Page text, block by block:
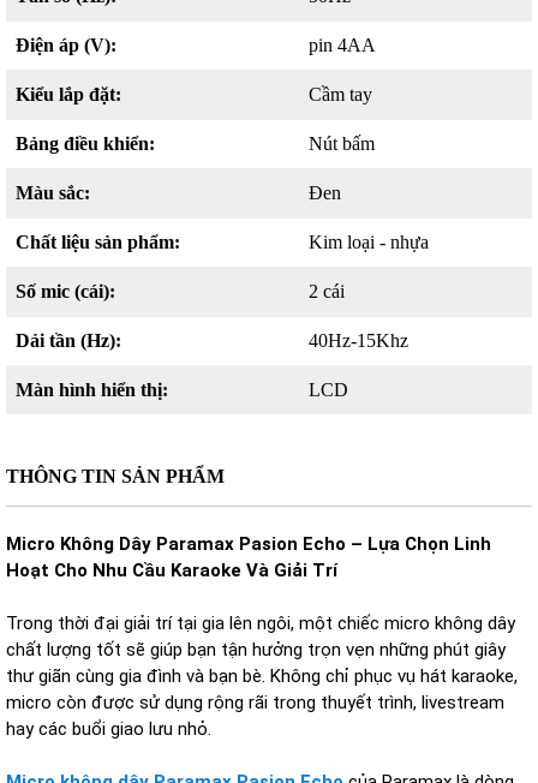
THÔNG TIN SẢN PHẨM
Micro Không Dây Paramax Pasion Echo – Lựa Chọn Linh
Hoạt Cho Nhu Cầu Karaoke Và Giải Trí
Trong thời đại giải trí tại gia lên ngôi, một chiếc micro không dây
chất lượng tốt sẽ giúp bạn tận hưởng trọn vẹn những phút giây
thư giãn cùng gia đình và bạn bè. Không chỉ phục vụ hát karaoke,
micro còn được sử dụng rộng rãi trong thuyết trình, livestream
hay các buổi giao lưu nhỏ.
Điện áp (V): pin 4AA
Kiểu lắp đặt: Cầm tay
Bảng điều khiển: Nút bấm
Màu sắc: Đen
Chất liệu sản phẩm: Kim loại - nhựa
Số mic (cái): 2 cái
Dải tần (Hz): 40Hz-15Khz
Màn hình hiển thị: LCD